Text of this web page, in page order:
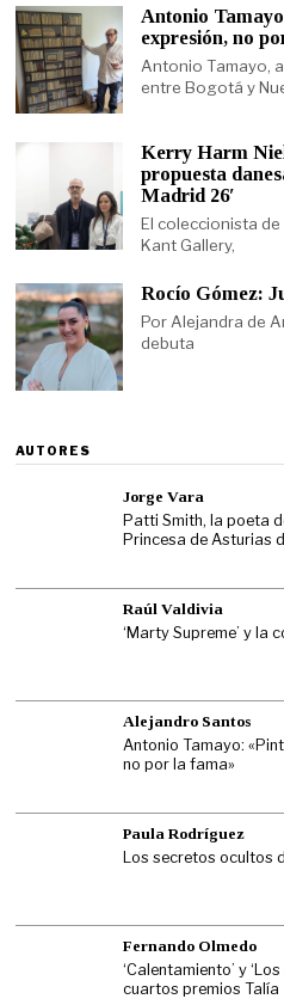
Antonio
expresión, no
Antonio Tamayo,
entre Bogotá y
Kerry Harm
propuesta
Madrid 26′
El coleccionista
Kant Gallery,
Rocío Gómez:
Por Alejandra de
debuta
AUTORES
Jorge Vara
Patti Smith, la poeta
Princesa de Asturias
Raúl Valdivia
‘Marty Supreme’ y la
Alejandro Santos
Antonio Tamayo:
no por la fama»
Paula Rodríguez
Los secretos ocultos
Fernando Olmedo
‘Calentamiento’ y
cuartos premios Talía